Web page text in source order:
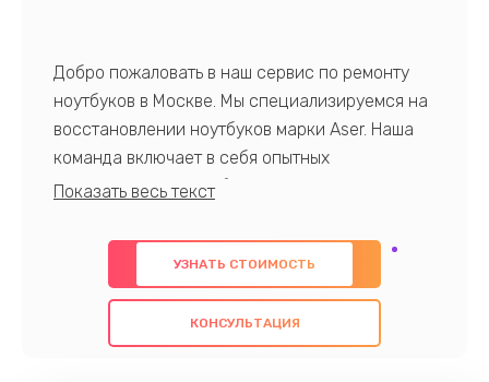
Добро пожаловать в наш сервис по ремонту
ноутбуков в Москве. Мы специализируемся на
восстановлении ноутбуков марки Aser. Наша
команда включает в себя опытных
профессионалов с обширными знаниями и
предлагаем быстрый и качественный ремонт с
использованием оригинальных компонентов, а
также гарантируем качество всех
проведенных работ. Наша цель - предоставить
УЗНАТЬ СТОИМОСТЬ
КОНСУЛЬТАЦИЯ